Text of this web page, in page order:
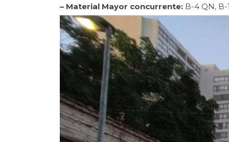
– Material Mayor concurrente: B-4 QN, B-